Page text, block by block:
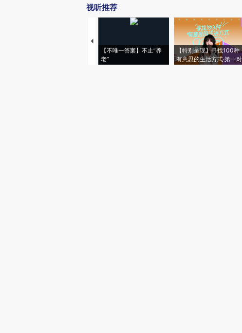
视听推荐
【不唯一答案】不止“养
老”
【特别呈现】寻找100种
有意思的生活方式·第一对